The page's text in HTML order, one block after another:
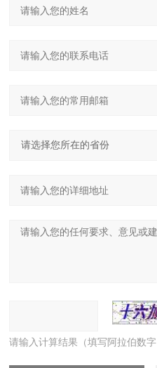
请输入计算结果（填写阿拉伯数